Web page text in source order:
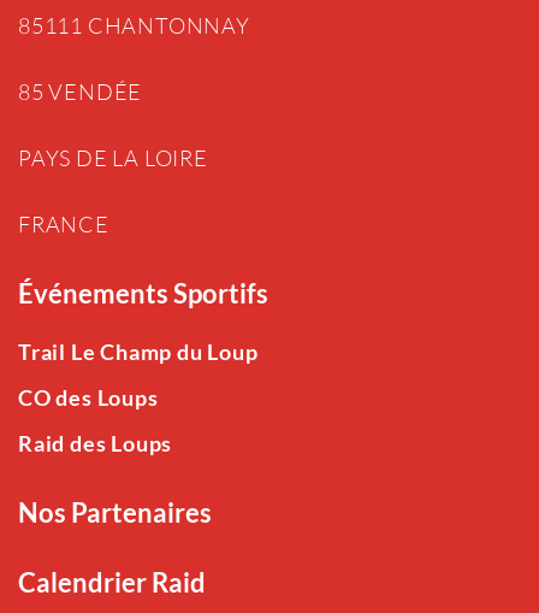
85111 CHANTONNAY
85 VENDÉE
PAYS DE LA LOIRE
FRANCE
Événements Sportifs
Trail Le Champ du Loup
CO des Loups
Raid des Loups
Nos Partenaires
Calendrier Raid